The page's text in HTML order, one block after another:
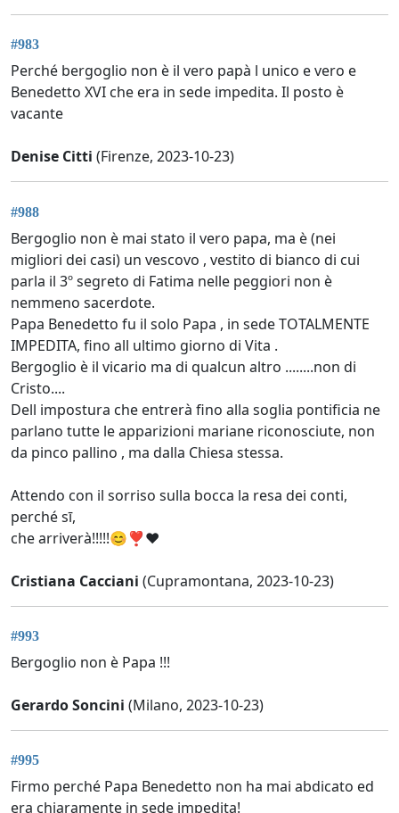
#983
Perché bergoglio non è il vero papà l unico e vero e
Benedetto XVI che era in sede impedita. Il posto è
vacante
Denise Citti (Firenze, 2023-10-23)
#988
Bergoglio non è mai stato il vero papa, ma è (nei
migliori dei casi) un vescovo , vestito di bianco di cui
parla il 3º segreto di Fatima nelle peggiori non è
nemmeno sacerdote.
Papa Benedetto fu il solo Papa , in sede TOTALMENTE
IMPEDITA, fino all ultimo giorno di Vita .
Bergoglio è il vicario ma di qualcun altro ........non di
Cristo....
Dell impostura che entrerà fino alla soglia pontificia ne
parlano tutte le apparizioni mariane riconosciute, non
da pinco pallino , ma dalla Chiesa stessa.
Attendo con il sorriso sulla bocca la resa dei conti,
perché sī,
che arriverà!!!!!😊❣❤
Cristiana Cacciani (Cupramontana, 2023-10-23)
#993
Bergoglio non è Papa !!!
Gerardo Soncini (Milano, 2023-10-23)
#995
Firmo perché Papa Benedetto non ha mai abdicato ed
era chiaramente in sede impedita!